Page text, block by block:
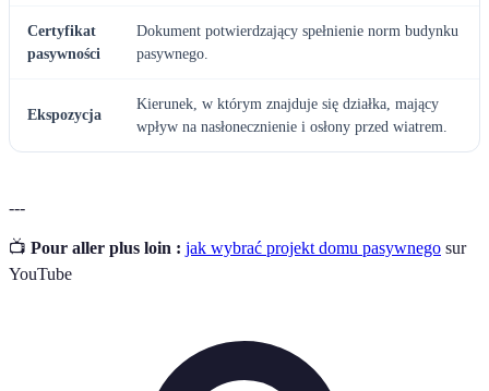
Certyfikat
pasywności
Dokument potwierdzający spełnienie norm budynku
pasywnego.
Ekspozycja
Kierunek, w którym znajduje się działka, mający
wpływ na nasłonecznienie i osłony przed wiatrem.
---
📺 Pour aller plus loin : jak wybrać projekt domu pasywnego sur
YouTube